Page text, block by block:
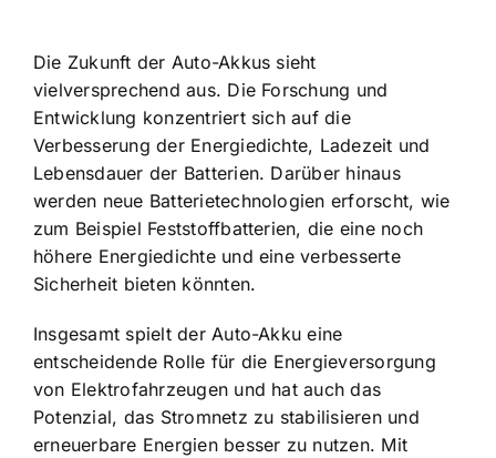
Die Zukunft der Auto-Akkus sieht
vielversprechend aus. Die Forschung und
Entwicklung konzentriert sich auf die
Verbesserung der Energiedichte, Ladezeit und
Lebensdauer der Batterien. Darüber hinaus
werden neue Batterietechnologien erforscht, wie
zum Beispiel Feststoffbatterien, die eine noch
höhere Energiedichte und eine verbesserte
Sicherheit bieten könnten.
Insgesamt spielt der Auto-Akku eine
entscheidende Rolle für die Energieversorgung
von Elektrofahrzeugen und hat auch das
Potenzial, das Stromnetz zu stabilisieren und
erneuerbare Energien besser zu nutzen. Mit